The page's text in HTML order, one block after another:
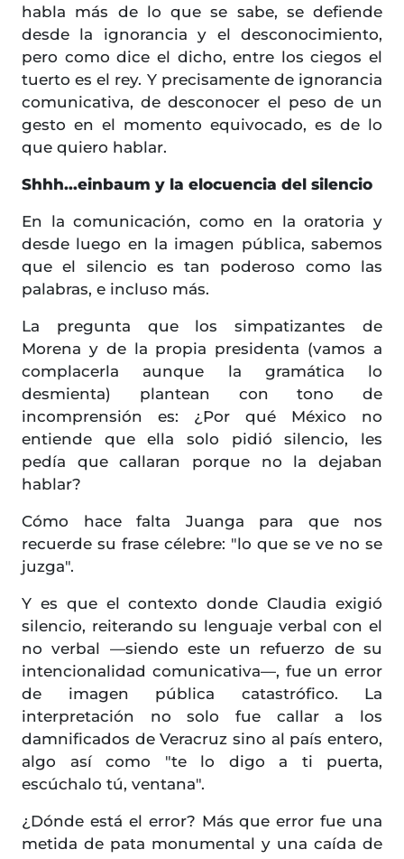
habla más de lo que se sabe, se defiende
desde la ignorancia y el desconocimiento,
pero como dice el dicho, entre los ciegos el
tuerto es el rey. Y precisamente de ignorancia
comunicativa, de desconocer el peso de un
gesto en el momento equivocado, es de lo
que quiero hablar.
Shhh...einbaum y la elocuencia del silencio
En la comunicación, como en la oratoria y
desde luego en la imagen pública, sabemos
que el silencio es tan poderoso como las
palabras, e incluso más.
La pregunta que los simpatizantes de
Morena y de la propia presidenta (vamos a
complacerla aunque la gramática lo
desmienta) plantean con tono de
incomprensión es: ¿Por qué México no
entiende que ella solo pidió silencio, les
pedía que callaran porque no la dejaban
hablar?
Cómo hace falta Juanga para que nos
recuerde su frase célebre: "lo que se ve no se
juzga".
Y es que el contexto donde Claudia exigió
silencio, reiterando su lenguaje verbal con el
no verbal —siendo este un refuerzo de su
intencionalidad comunicativa—, fue un error
de imagen pública catastrófico. La
interpretación no solo fue callar a los
damnificados de Veracruz sino al país entero,
algo así como "te lo digo a ti puerta,
escúchalo tú, ventana".
¿Dónde está el error? Más que error fue una
metida de pata monumental y una caída de